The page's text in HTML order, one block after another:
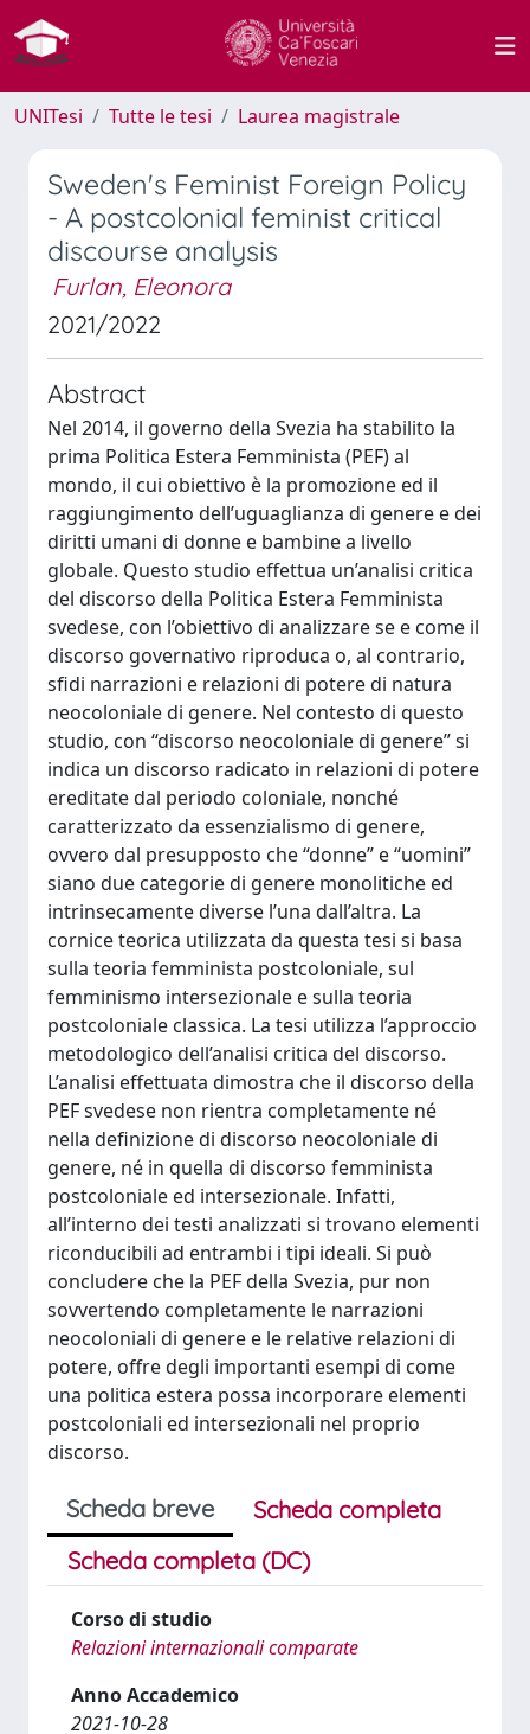
UNITesi Tutte le tesi Laurea magistrale
Sweden's Feminist Foreign Policy
- A postcolonial feminist critical
discourse analysis
Furlan, Eleonora
2021/2022
Abstract
Nel 2014, il governo della Svezia ha stabilito la
prima Politica Estera Femminista (PEF) al
mondo, il cui obiettivo è la promozione ed il
raggiungimento dell’uguaglianza di genere e dei
diritti umani di donne e bambine a livello
globale. Questo studio effettua un’analisi critica
del discorso della Politica Estera Femminista
svedese, con l’obiettivo di analizzare se e come il
discorso governativo riproduca o, al contrario,
sfidi narrazioni e relazioni di potere di natura
neocoloniale di genere. Nel contesto di questo
studio, con “discorso neocoloniale di genere” si
indica un discorso radicato in relazioni di potere
ereditate dal periodo coloniale, nonché
caratterizzato da essenzialismo di genere,
ovvero dal presupposto che “donne” e “uomini”
siano due categorie di genere monolitiche ed
intrinsecamente diverse l’una dall’altra. La
cornice teorica utilizzata da questa tesi si basa
sulla teoria femminista postcoloniale, sul
femminismo intersezionale e sulla teoria
postcoloniale classica. La tesi utilizza l’approccio
metodologico dell’analisi critica del discorso.
L’analisi effettuata dimostra che il discorso della
PEF svedese non rientra completamente né
nella definizione di discorso neocoloniale di
genere, né in quella di discorso femminista
postcoloniale ed intersezionale. Infatti,
all’interno dei testi analizzati si trovano elementi
riconducibili ad entrambi i tipi ideali. Si può
concludere che la PEF della Svezia, pur non
sovvertendo completamente le narrazioni
neocoloniali di genere e le relative relazioni di
potere, offre degli importanti esempi di come
una politica estera possa incorporare elementi
postcoloniali ed intersezionali nel proprio
discorso.
Scheda breve
Scheda completa
Scheda completa (DC)
Corso di studio
Relazioni internazionali comparate
Anno Accademico
2021-10-28